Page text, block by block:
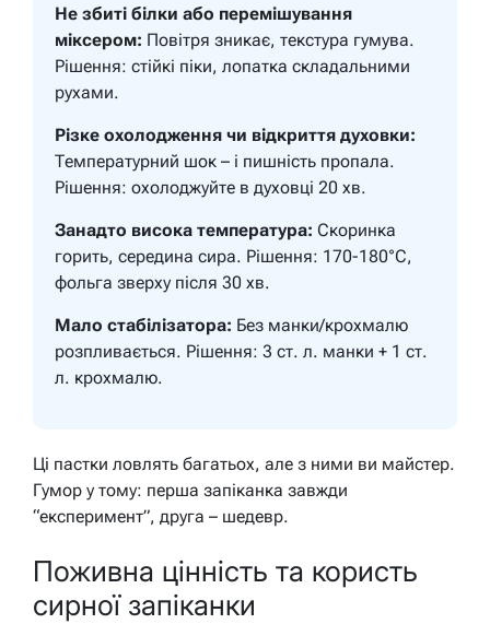
Не збиті білки або перемішування
міксером: Повітря зникає, текстура гумува.
Рішення: стійкі піки, лопатка складальними
рухами.
Різке охолодження чи відкриття духовки:
Температурний шок – і пишність пропала.
Рішення: охолоджуйте в духовці 20 хв.
Занадто висока температура: Скоринка
горить, середина сира. Рішення: 170-180°C,
фольга зверху після 30 хв.
Мало стабілізатора: Без манки/крохмалю
розпливається. Рішення: 3 ст. л. манки + 1 ст.
л. крохмалю.
Ці пастки ловлять багатьох, але з ними ви майстер.
Гумор у тому: перша запіканка завжди
“експеримент”, друга – шедевр.
Поживна цінність та користь
сирної запіканки